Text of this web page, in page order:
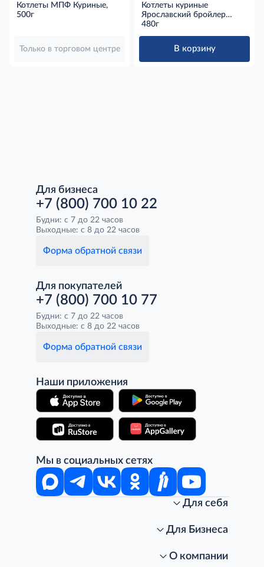
Котлеты МПФ Куриные,
500г
Только в торговом центре
Котлеты куриные
Ярославский бройлер
Боярские охлажденные,
480г
В корзину
Для бизнеса
+7 (800) 700 10 22
Будни: с 7 до 22 часов
Выходные: с 8 до 22 часов
Форма обратной связи
Для покупателей
+7 (800) 700 10 77
Будни: с 7 до 22 часов
Выходные: с 8 до 22 часов
Форма обратной связи
Наши приложения
Мы в социальных сетях
Для себя
Стань клиентом METRO
Для Бизнеса
О компании